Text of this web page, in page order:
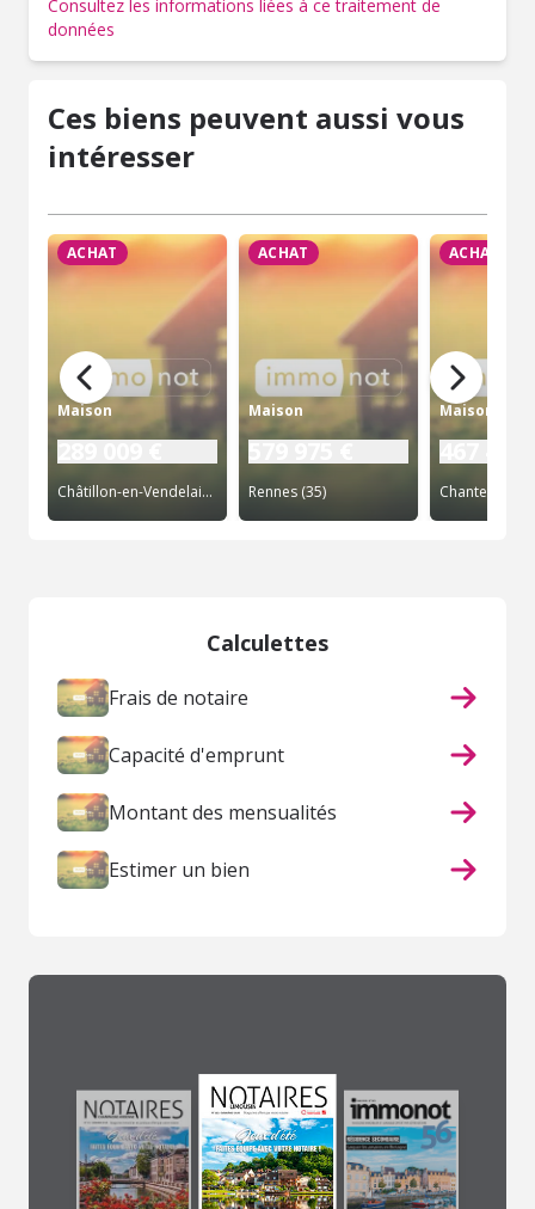
Consultez les informations liées à ce traitement de
données
Ces biens peuvent aussi vous
intéresser
ACHAT
Maison
Châtillon-en-Vendelais (35)
ACHAT
Maison
Rennes (35)
ACHAT
Maison
Chantepie
Calculettes
Frais de notaire
Capacité d'emprunt
Montant des mensualités
Estimer un bien